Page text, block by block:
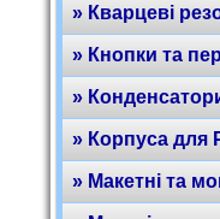
» Кварцеві
» Кнопки та
»
» Корпуса для
» Макетні та